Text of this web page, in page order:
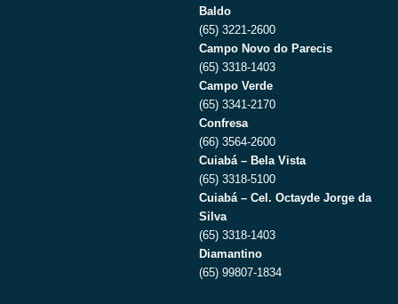
Baldo
(65) 3221-2600
Campo Novo do Parecis
(65) 3318-1403
Campo Verde
(65) 3341-2170
Confresa
(66) 3564-2600
Cuiabá – Bela Vista
(65) 3318-5100
Cuiabá – Cel. Octayde Jorge da
Silva
(65) 3318-1403
Diamantino
(65) 99807-1834